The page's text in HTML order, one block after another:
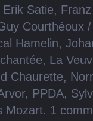
Erik Satie,
Courthéoux
Hamelin,
, La
Chaurette,
, PPDA,
Mozart. 1